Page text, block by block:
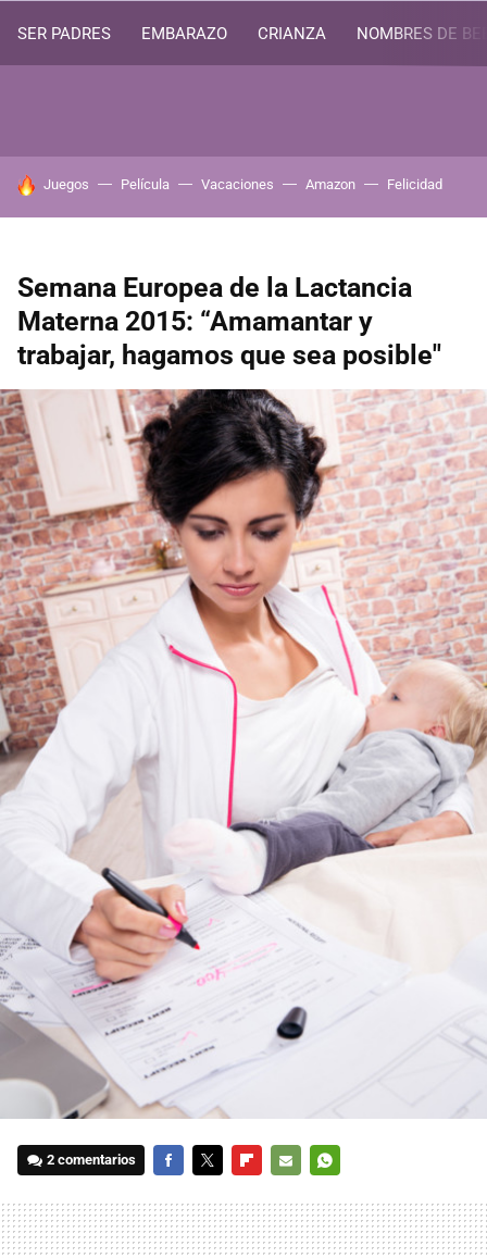
SER PADRES EMBARAZO CRIANZA NOMBRES DE
HOY SE HABLA DE
Juegos Película Vacaciones Amazon Felicidad
Semana Europea de la Lactancia
Materna 2015: “Amamantar y
trabajar, hagamos que sea posible"
2 comentarios
MAIL